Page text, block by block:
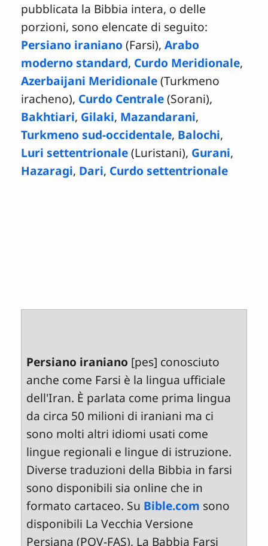
pubblicata la Bibbia intera, o delle
porzioni, sono elencate di seguito:
Persiano iraniano (Farsi), Arabo
moderno standard, Curdo Meridionale,
Azerbaijani Meridionale(Turkmeno
iracheno), Curdo Centrale(Sorani),
Bakhtiari, Gilaki, Mazandarani,
Turkmeno sud-occidentale, Balochi,
Luri settentrionale(Luristani), Gurani,
Hazaragi, Dari, Curdo settentrionale
Persiano iraniano [pes] conosciuto
anche come Farsi è la lingua ufficiale
dell'Iran. È parlata come prima lingua
da circa 50 milioni di iraniani ma ci
sono molti altri idiomi usati come
lingue regionali e lingue di istruzione.
Diverse traduzioni della Bibbia in farsi
sono disponibili sia online che in
formato cartaceo. Su Bible.com sono
disponibili La Vecchia Versione
Persiana (POV-FAS), La Babbia Farsi